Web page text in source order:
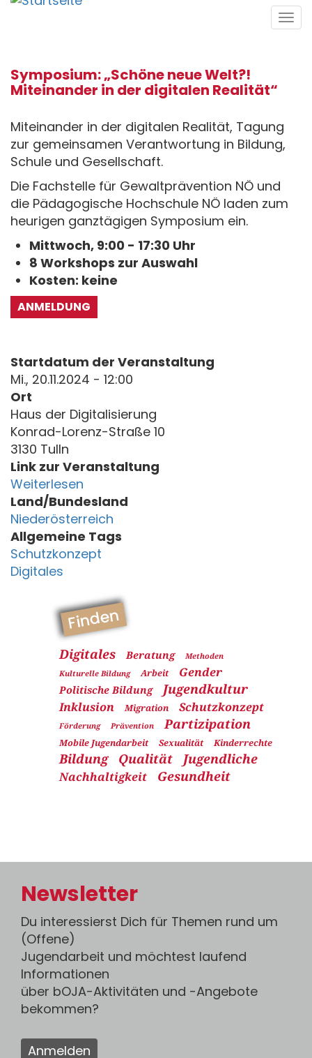
Direkt
Symposium: „Schöne neue Welt?!
Miteinander in der digitalen Realität“
Miteinander in der digitalen Realität, Tagung
zur gemeinsamen Verantwortung in Bildung,
Schule und Gesellschaft.
Die Fachstelle für Gewaltprävention NÖ und
die Pädagogische Hochschule NÖ laden zum
heurigen ganztägigen Symposium ein.
Mittwoch, 9:00 - 17:30 Uhr
8 Workshops zur Auswahl
Kosten: keine
ANMELDUNG
Startdatum der Veranstaltung
Mi., 20.11.2024 - 12:00
Ort
Haus der Digitalisierung
Konrad-Lorenz-Straße 10
3130 Tulln
Link zur Veranstaltung
Weiterlesen
Land/Bundesland
Niederösterreich
Allgemeine Tags
Schutzkonzept
Digitales
Finden
Digitales Beratung
Methoden
Kulturelle Bildung
Arbeit Gender
Politische Bildung Jugendkultur
Inklusion Migration Schutzkonzept
Förderung Prävention Partizipation
Mobile Jugendarbeit Sexualität Kinderrechte
Bildung Qualität Jugendliche
Nachhaltigkeit Gesundheit
Newsletter
Du interessierst Dich für Themen rund um
(Offene)
Jugendarbeit und möchtest laufend
Informationen
über bOJA-Aktivitäten und -Angebote
bekommen?
Anmelden